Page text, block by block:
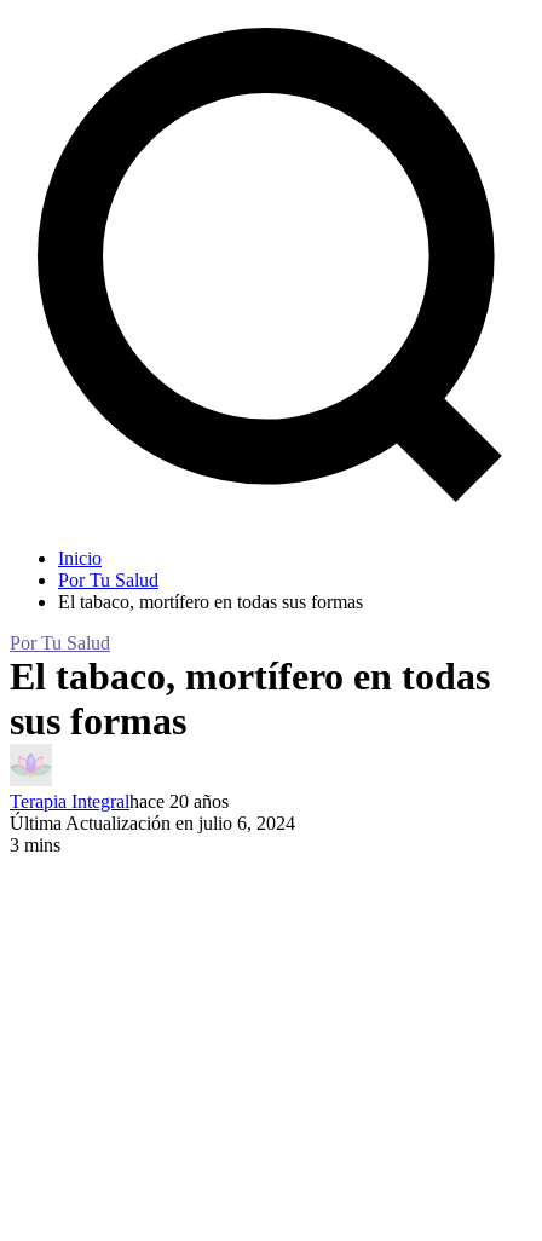
Inicio
Por Tu Salud
El tabaco, mortífero en todas sus formas
Por Tu Salud
El tabaco, mortífero en todas
sus formas
Terapia Integralhace 20 años
Última Actualización en julio 6, 2024
3 mins